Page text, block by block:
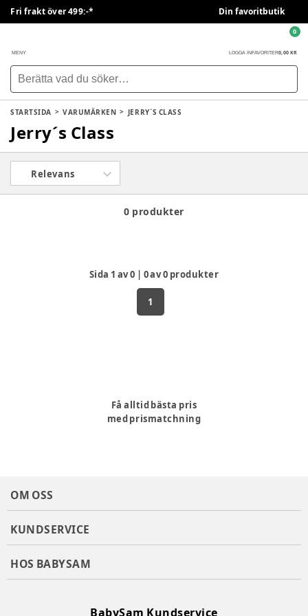
Fri frakt över 499:-* Din favoritbutik
MENY LOGGA IN FAVORITER0,00 KR
0
STARTSIDA VARUMÄRKEN JERRY´S CLASS
Jerry´s Class
Relevans
0 produkter
Sida 1 av0 | 0av0 produkter
1
Få alltid bästa pris
med prismatchning
OM OSS
KUNDSERVICE
HOS BABYSAM
BabySam Kundservice